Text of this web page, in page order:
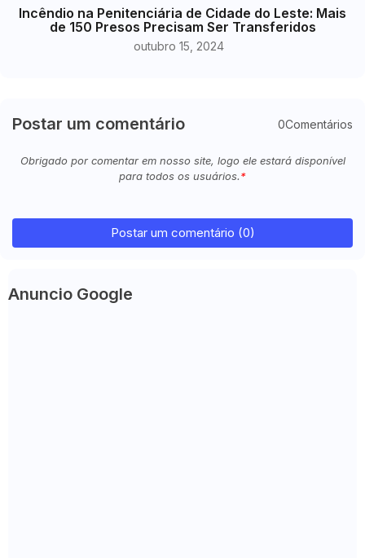
Incêndio na Penitenciária de Cidade do Leste: Mais
de 150 Presos Precisam Ser Transferidos
outubro 15, 2024
Postar um comentário 0Comentários
Obrigado por comentar em nosso site, logo ele estará disponível
para todos os usuários.
Postar um comentário (0)
Anuncio Google